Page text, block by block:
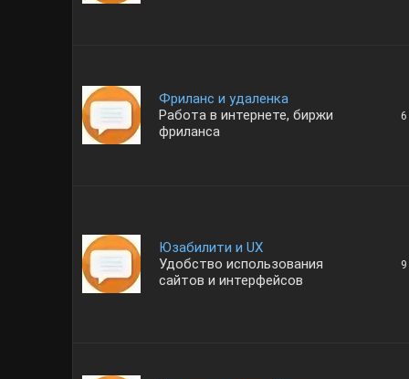
Фриланс и удаленка
Работа в интернете, биржи
фриланса
6
Юзабилити и UX
Удобство использования
сайтов и интерфейсов
9